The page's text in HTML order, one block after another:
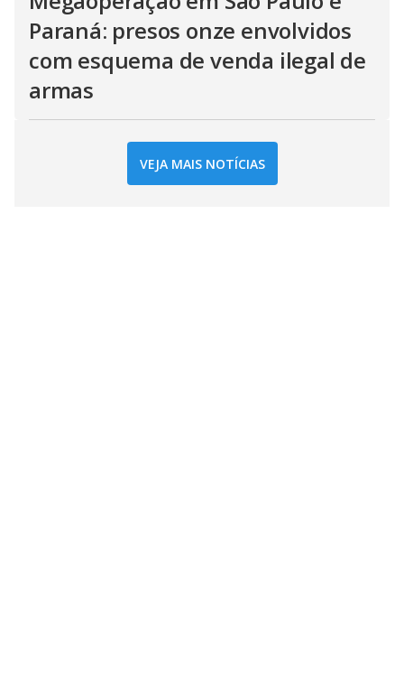
Paraná: presos onze envolvidos
com esquema de venda ilegal de
armas
VEJA MAIS NOTÍCIAS